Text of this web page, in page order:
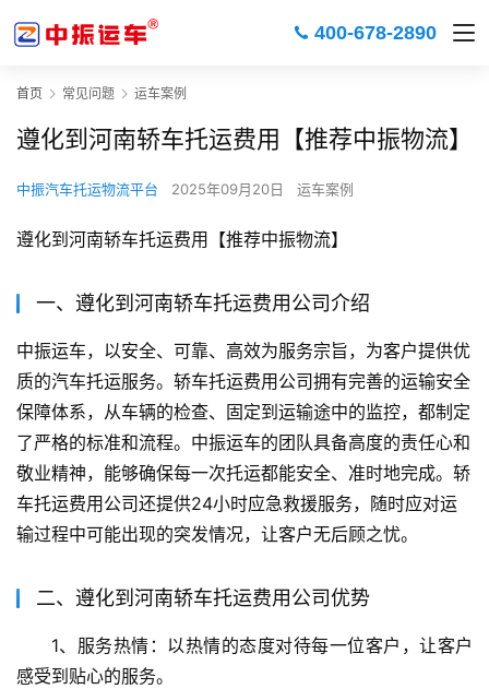
400-678-2890
首页 常见问题 运车案例
遵化到河南轿车托运费用【推荐中振物流】
中振汽车托运物流平台 2025年09月20日 运车案例
遵化到河南轿车托运费用【推荐中振物流】
一、遵化到河南轿车托运费用公司介绍
中振运车，以安全、可靠、高效为服务宗旨，为客户提供优
质的汽车托运服务。轿车托运费用公司拥有完善的运输安全
保障体系，从车辆的检查、固定到运输途中的监控，都制定
了严格的标准和流程。中振运车的团队具备高度的责任心和
敬业精神，能够确保每一次托运都能安全、准时地完成。轿
车托运费用公司还提供24小时应急救援服务，随时应对运
输过程中可能出现的突发情况，让客户无后顾之忧。
二、遵化到河南轿车托运费用公司优势
1、服务热情：以热情的态度对待每一位客户，让客户
感受到贴心的服务。